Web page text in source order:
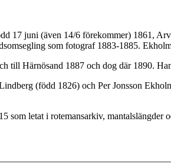
17 juni (även 14/6 förekommer) 1861,
som fotograf 1883-1885.
till Härnösand 1887 och dog där 1890.
(född 1826) och Per Jonsson
som letat i rotemansarkiv, mantalslängder